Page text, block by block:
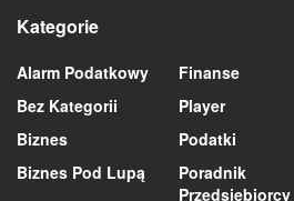
Kategorie
Alarm Podatkowy
Bez Kategorii
Biznes
Biznes Pod Lupą
Finanse
Player
Podatki
Poradnik
Przedsiębiorcy